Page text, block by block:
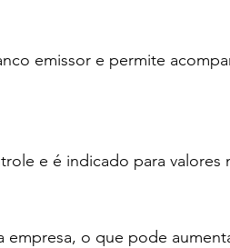
emissor e permite
e é indicado para valores
o que pode